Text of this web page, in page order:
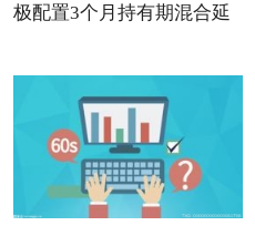
极配置3个月持有期混合延